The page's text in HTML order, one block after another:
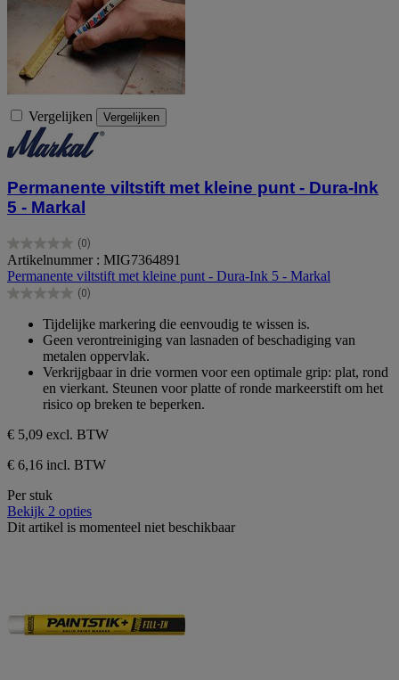
Vergelijken Vergelijken
Permanente viltstift met kleine punt - Dura-Ink
5 - Markal
(0)
0.0
van
de
5
Artikelnummer : MIG7364891
Permanente viltstift met kleine punt - Dura-Ink 5 - Markal
(0)
0.0
sterren.
Tijdelijke markering die eenvoudig te wissen is.
Geen verontreiniging van lasnaden of beschadiging van
metalen oppervlak.
Verkrijgbaar in drie vormen voor een optimale grip: plat, rond
en vierkant. Steunen voor platte of ronde markeerstift om het
risico op breken te beperken.
€ 5,09 excl. BTW
€ 6,16 incl. BTW
Per stuk
Bekijk 2 opties
Dit artikel is momenteel niet beschikbaar